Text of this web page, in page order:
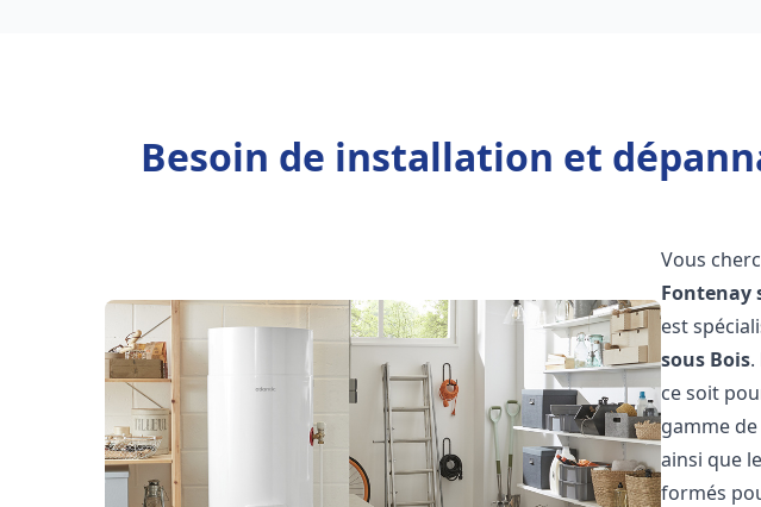
Besoin de installation et
Vous
Fontenay
est
sous Bois
ce soit
gamme
ainsi que
formés